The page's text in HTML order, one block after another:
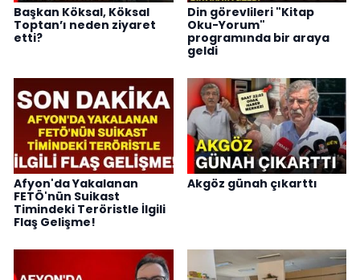
Başkan Köksal, Köksal
Toptan’ı neden ziyaret
etti?
Din görevlileri "Kitap
Oku-Yorum"
programında bir araya
geldi
Afyon'da Yakalanan
FETÖ'nün Suikast
Timindeki Teröristle İlgili
Flaş Gelişme!
Akgöz günah çıkarttı